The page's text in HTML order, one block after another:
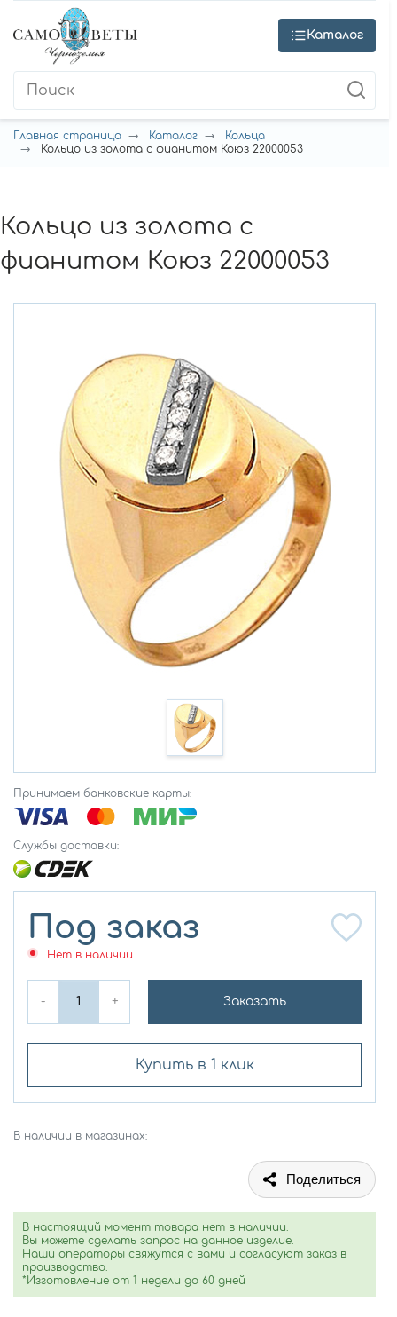
Каталог
Главная страница Каталог
Кольца
Кольцо из золота с фианитом Коюз 22000053
Кольцо из золота с
фианитом Коюз 22000053
Принимаем банковские карты:
Службы доставки:
Под заказ
Нет в наличии
- + Заказать
Купить в 1 клик
В наличии в магазинах:
Поделиться
В настоящий момент товара нет в наличии.
Вы можете сделать запрос на данное изделие.
Наши операторы свяжутся с вами и согласуют заказ в
производство.
*Изготовление от 1 недели до 60 дней